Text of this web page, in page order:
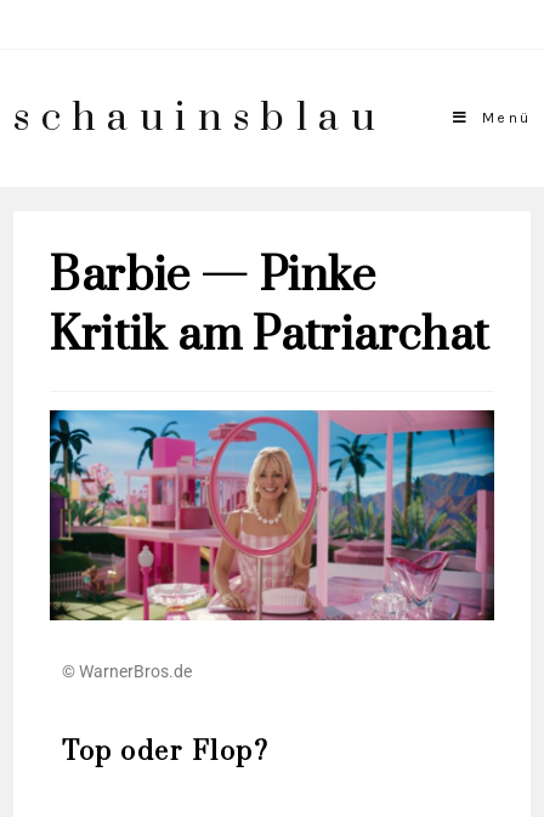
schauinsblau Menü
Barbie — Pinke
Kritik am Patriarchat
© WarnerBros.de
Top oder Flop?